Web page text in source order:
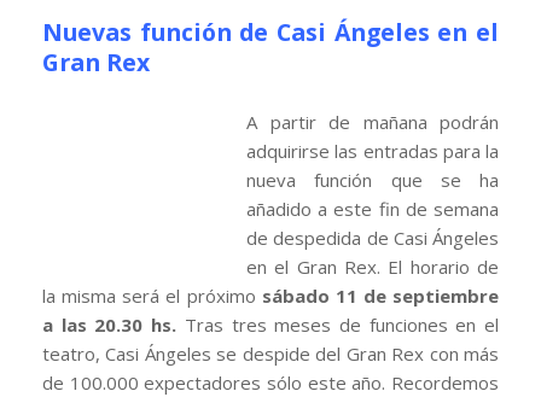
Nuevas función de Casi Ángeles en el
Gran Rex
A partir de mañana podrán
adquirirse las entradas para la
nueva función que se ha
añadido a este fin de semana
de despedida de Casi Ángeles
en el Gran Rex. El horario de
la misma será el próximo sábado 11 de septiembre
a las 20.30 hs. Tras tres meses de funciones en el
teatro, Casi Ángeles se despide del Gran Rex con más
de 100.000 expectadores sólo este año. Recordemos